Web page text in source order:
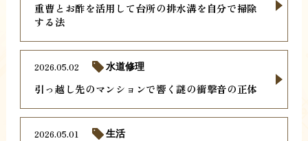
重曹とお酢を活用して台所の排水溝を自分で掃除
する法
引っ越し先のマンションで響く謎の衝撃音の正体
2026.05.02 水道修理
2026.05.01 生活